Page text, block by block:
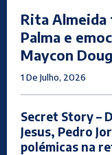
Rita Almeida
Palma e
Maycon
1 De Julho, 2026
Secret Story –
Jesus, Pedro
polémicas na